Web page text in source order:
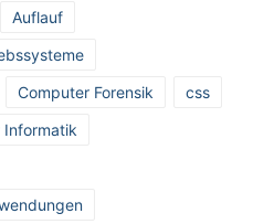
Auflauf
Computer Forensik
css